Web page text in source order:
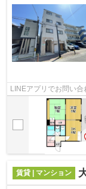
LINEアプリでお問い
賃貸 | マンション